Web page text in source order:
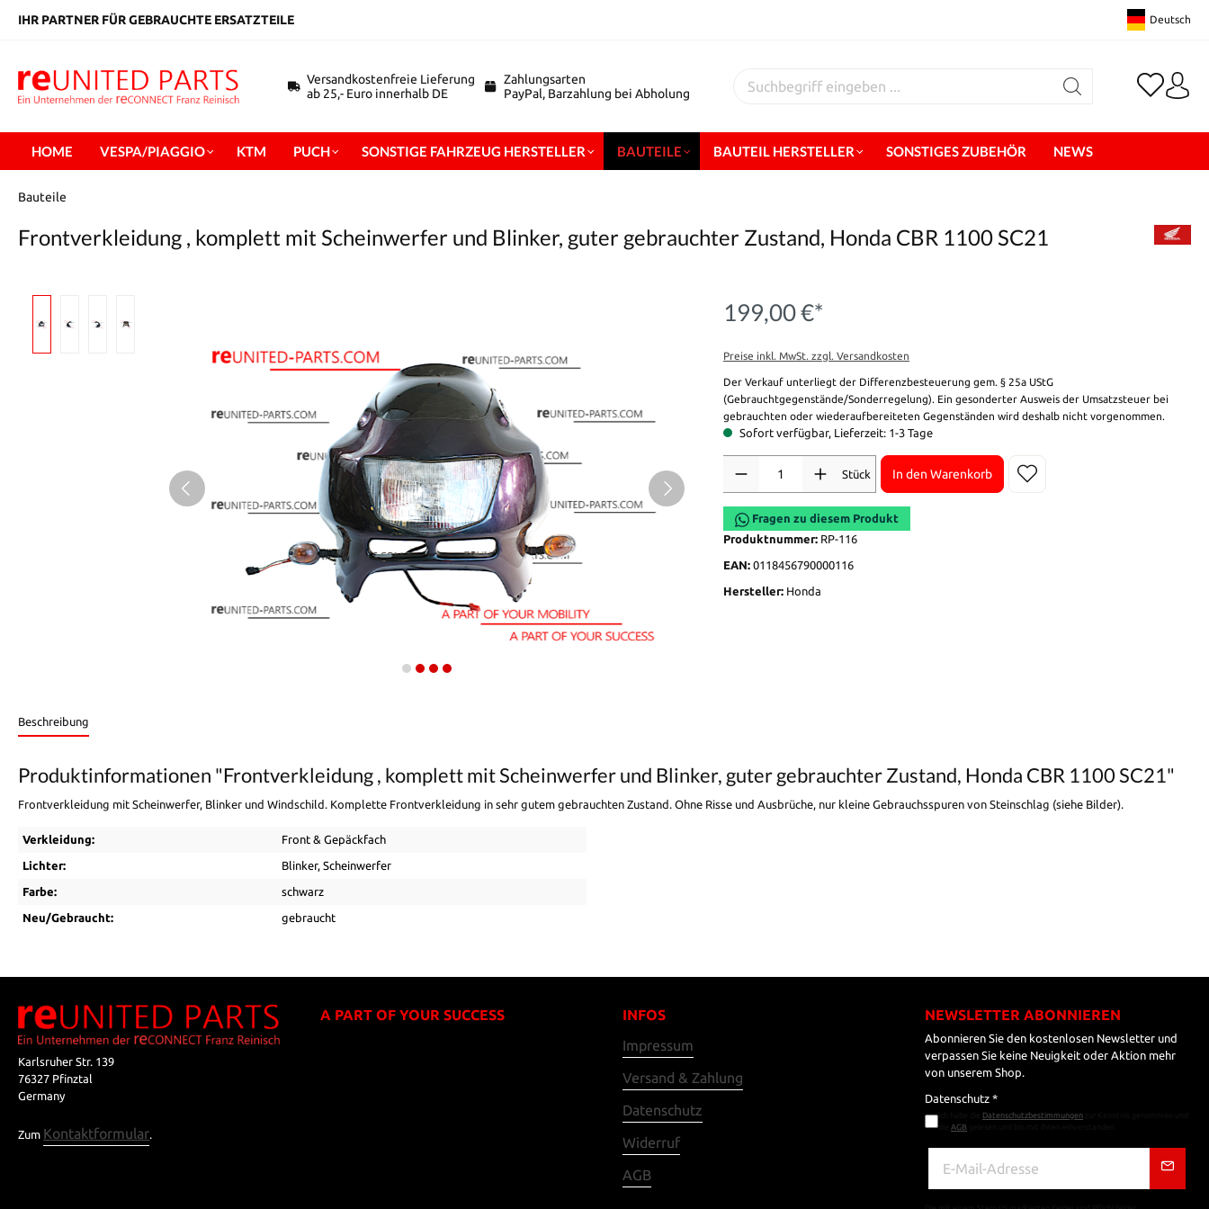
springen
IHR PARTNER FÜR GEBRAUCHTE ERSATZTEILE Deutsch
Versandkostenfreie Lieferung
ab 25,- Euro innerhalb DE
Zahlungsarten
PayPal, Barzahlung bei Abholung
HOME VESPA/PIAGGIO KTM PUCH SONSTIGE FAHRZEUG HERSTELLER BAUTEILE BAUTEIL HERSTELLER SONSTIGES ZUBEHÖR NEWS
Bauteile
Frontverkleidung , komplett mit Scheinwerfer und Blinker, guter gebrauchter Zustand, Honda CBR 1100 SC21
199,00 €*
Preise inkl. MwSt. zzgl. Versandkosten
Der Verkauf unterliegt der Differenzbesteuerung gem. § 25a UStG
(Gebrauchtgegenstände/Sonderregelung). Ein gesonderter Ausweis der Umsatzsteuer bei
gebrauchten oder wiederaufbereiteten Gegenständen wird deshalb nicht vorgenommen.
Sofort verfügbar, Lieferzeit: 1-3 Tage
Stück
In den Warenkorb
Fragen zu diesem Produkt
Produktnummer: RP-116
EAN: 0118456790000116
Hersteller: Honda
Beschreibung
Produktinformationen "Frontverkleidung , komplett mit Scheinwerfer und Blinker, guter gebrauchter Zustand, Honda CBR 1100 SC21"
Frontverkleidung mit Scheinwerfer, Blinker und Windschild. Komplette Frontverkleidung in sehr gutem gebrauchten Zustand. Ohne Risse und Ausbrüche, nur kleine Gebrauchsspuren von Steinschlag (siehe Bilder).
Verkleidung: Front & Gepäckfach
Lichter: Blinker, Scheinwerfer
Farbe: schwarz
Neu/Gebraucht: gebraucht
Karlsruher Str. 139
76327 Pfinztal
Germany
Zum Kontaktformular.
A PART OF YOUR SUCCESS
INFOS
Impressum
Versand & Zahlung
Datenschutz
Widerruf
AGB
NEWSLETTER ABONNIEREN
Abonnieren Sie den kostenlosen Newsletter und
verpassen Sie keine Neuigkeit oder Aktion mehr
von unserem Shop.
Datenschutz *
Datenschutzbestimmungen
AGB